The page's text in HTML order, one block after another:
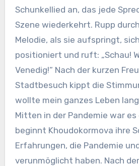
Schunkellied an, das jede
Szene wiederkehrt. Rupp
Melodie, als sie aufspringt,
positioniert und ruft: „Schau!
Venedig!“ Nach der kurzen
Stadtbesuch kippt die
wollte mein ganzes Leben
Mitten in der Pandemie war es
beginnt Khoudokormova ihre
Erfahrungen, die Pandemie
verunmöglicht haben. Nach